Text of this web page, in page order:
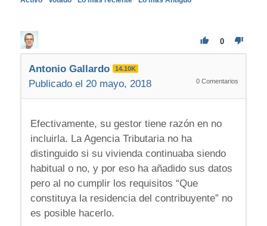
0
Antonio Gallardo 14.10K
Publicado el 20 mayo, 2018 0 Comentarios
Efectivamente, su gestor tiene razón en no
incluirla. La Agencia Tributaria no ha
distinguido si su vivienda continuaba siendo
habitual o no, y por eso ha añadido sus datos
pero al no cumplir los requisitos “Que
constituya la residencia del contribuyente” no
es posible hacerlo.